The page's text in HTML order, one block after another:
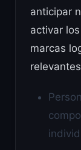
anticipar
activar
marcas